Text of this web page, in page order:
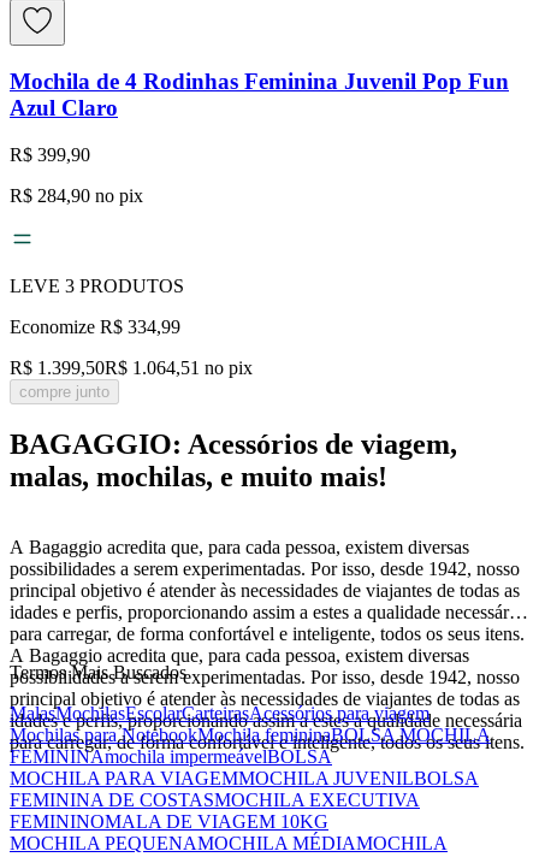
Mochila de 4 Rodinhas Feminina Juvenil Pop Fun
Azul Claro
R$ 399,90
R$ 284,90 no pix
LEVE 3 PRODUTOS
Economize R$ 334,99
R$ 1.399,50R$ 1.064,51 no pix
compre junto
BAGAGGIO: Acessórios de viagem,
malas, mochilas, e muito mais!
A Bagaggio acredita que, para cada pessoa, existem diversas
possibilidades a serem experimentadas. Por isso, desde 1942, nosso
principal objetivo é atender às necessidades de viajantes de todas as
idades e perfis, proporcionando assim a estes a qualidade necessária
para carregar, de forma confortável e inteligente, todos os seus itens.
A Bagaggio acredita que, para cada pessoa, existem diversas
possibilidades a serem experimentadas. Por isso, desde 1942, nosso
principal objetivo é atender às necessidades de viajantes de todas as
idades e perfis, proporcionando assim a estes a qualidade necessária
para carregar, de forma confortável e inteligente, todos os seus itens.
Termos Mais Buscados
MalasMochilasEscolarCarteirasAcessórios para viagem
Mochilas para NotebookMochila femininaBOLSA MOCHILA
FEMININAmochila impermeávelBOLSA
MOCHILA PARA VIAGEMMOCHILA JUVENILBOLSA
FEMININA DE COSTASMOCHILA EXECUTIVA
FEMININOMALA DE VIAGEM 10KG
MOCHILA PEQUENAMOCHILA MÉDIAMOCHILA